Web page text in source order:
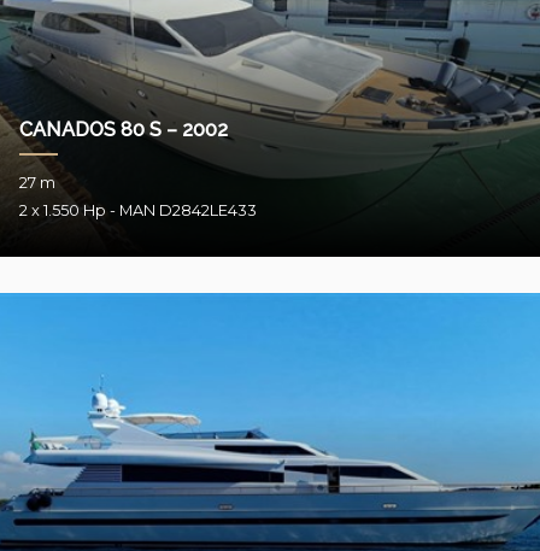
CANADOS 80 S – 2002
27 m
2 x 1.550 Hp - MAN D2842LE433